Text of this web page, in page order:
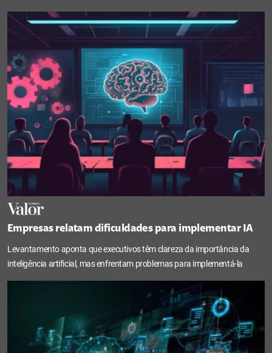
Empresas relatam dificuldades para implementar IA
Levantamento aponta que executivos têm clareza da importância da
inteligência artificial, mas enfrentam problemas para implementá-la